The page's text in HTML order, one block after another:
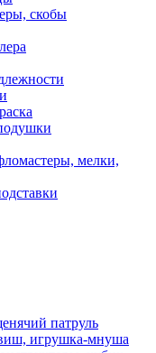
скобы
мелки,
патруль
игрушка-мнуша